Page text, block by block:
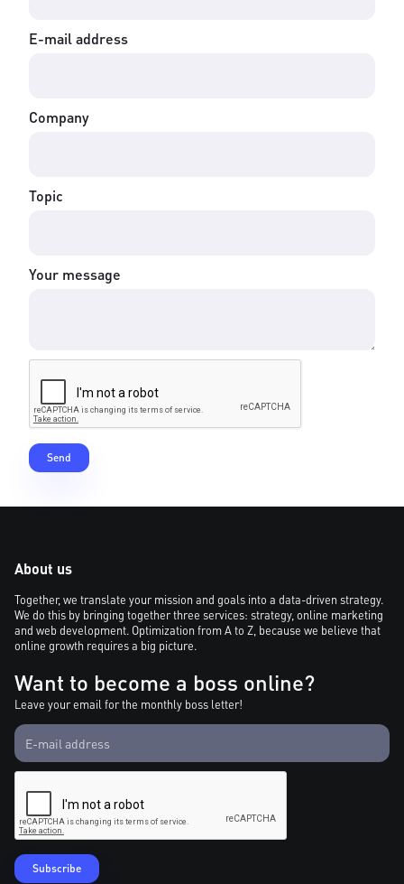
E-mail address
Company
Topic
Your message
About us
Together, we translate your mission and goals into a data-driven strategy.
We do this by bringing together three services: strategy, online marketing
and web development. Optimization from A to Z, because we believe that
online growth requires a big picture.
Want to become a boss online?
Leave your email for the monthly boss letter!